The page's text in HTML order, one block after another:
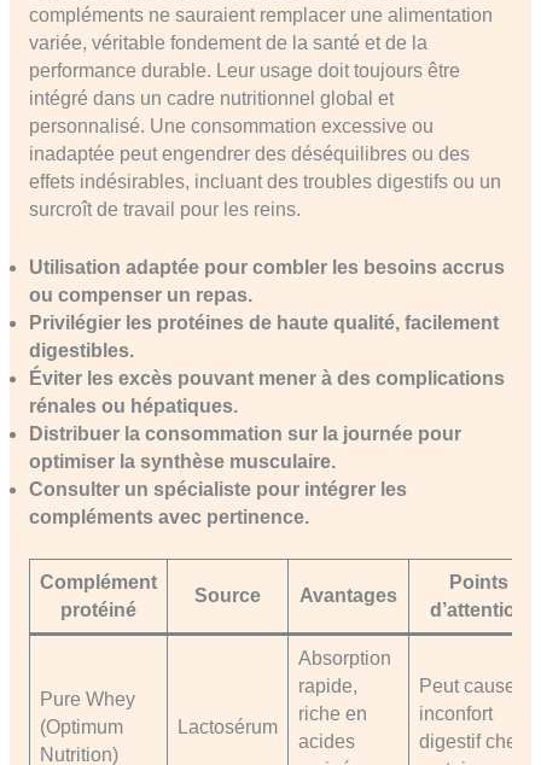
compléments ne sauraient remplacer une alimentation
variée, véritable fondement de la santé et de la
performance durable. Leur usage doit toujours être
intégré dans un cadre nutritionnel global et
personnalisé. Une consommation excessive ou
inadaptée peut engendrer des déséquilibres ou des
effets indésirables, incluant des troubles digestifs ou un
surcroît de travail pour les reins.
Utilisation adaptée pour combler les besoins accrus
ou compenser un repas.
Privilégier les protéines de haute qualité, facilement
digestibles.
Éviter les excès pouvant mener à des complications
rénales ou hépatiques.
Distribuer la consommation sur la journée pour
optimiser la synthèse musculaire.
Consulter un spécialiste pour intégrer les
compléments avec pertinence.
Complément
protéiné
Source Avantages
Points
d’attention
Pure Whey
(Optimum
Nutrition)
Lactosérum
Absorption
rapide,
riche en
acides
Peut causer
inconfort
digestif chez